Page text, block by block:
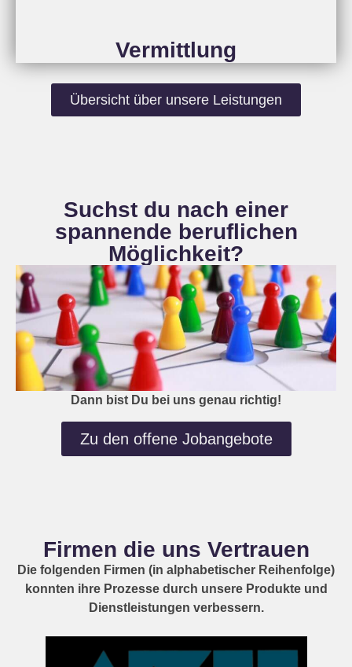
Vermittlung
Übersicht über unsere Leistungen
Suchst du nach einer
spannende beruflichen
Möglichkeit?
Dann bist Du bei uns genau richtig!
Zu den offene Jobangebote
Firmen die uns Vertrauen
Die folgenden Firmen (in alphabetischer Reihenfolge)
konnten ihre Prozesse durch unsere Produkte und
Dienstleistungen verbessern.